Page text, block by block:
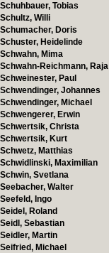
Schuhbauer, Tobias
Schultz, Willi
Schumacher, Doris
Schuster, Heidelinde
Schwahn, Mima
Schwahn-Reichmann, Raja
Schweinester, Paul
Schwendinger, Johannes
Schwendinger, Michael
Schwengerer, Erwin
Schwertsik, Christa
Schwertsik, Kurt
Schwetz, Matthias
Schwidlinski, Maximilian
Schwin, Svetlana
Seebacher, Walter
Seefeld, Ingo
Seidel, Roland
Seidl, Sebastian
Seidler, Martin
Seifried, Michael